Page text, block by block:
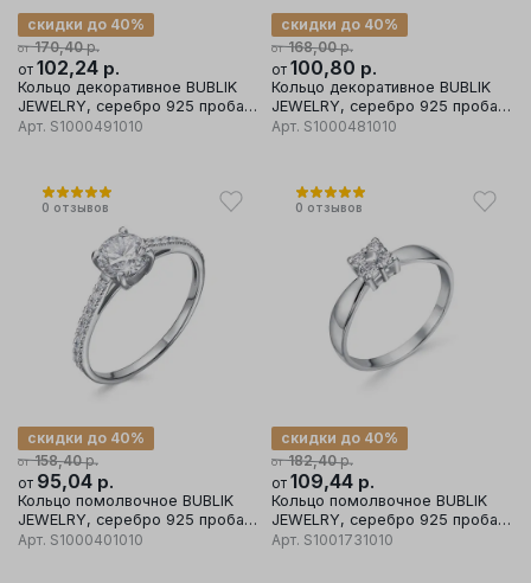
от 170,40р.
скидки до 40%
от 102,24 р.
Кольцо декоративное BUBLIK
JEWELRY, серебро 925 проба,
вставка фианит
Арт. S1000491010
от 168,00р.
скидки до 40%
от 100,80 р.
Кольцо декоративное BUBLIK
JEWELRY, серебро 925 проба,
вставка фианит
Арт. S1000481010
0 отзывов
от 158,40р.
скидки до 40%
от 95,04 р.
Кольцо помолвочное BUBLIK
JEWELRY, серебро 925 проба,
вставка фианит
Арт. S1000401010
0 отзывов
от 182,40р.
скидки до 40%
от 109,44 р.
Кольцо помолвочное BUBLIK
JEWELRY, серебро 925 проба,
вставка фианит
Арт. S1001731010